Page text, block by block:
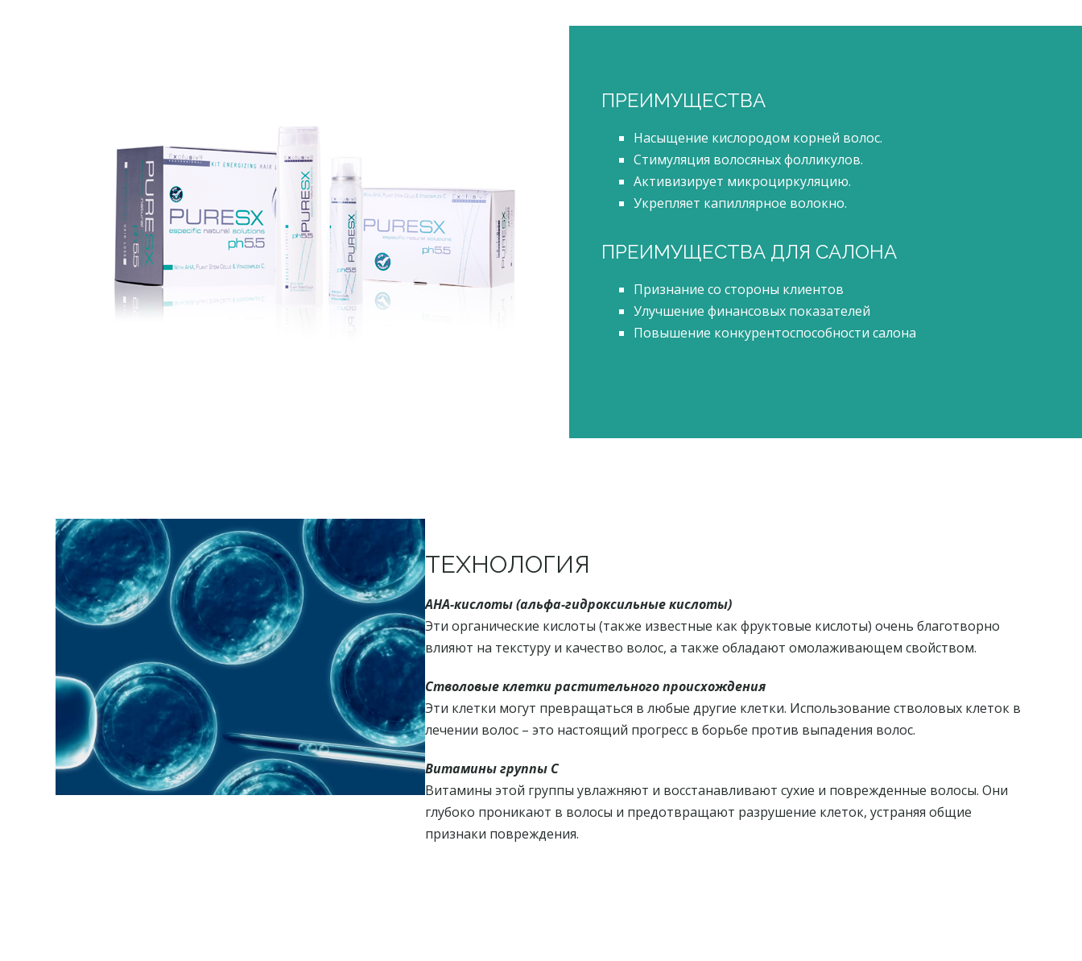
ПРЕИМУЩЕСТВА
Насыщение кислородом корней волос.
Стимуляция волосяных фолликулов.
Активизирует микроциркуляцию.
Укрепляет капиллярное волокно.
ПРЕИМУЩЕСТВА ДЛЯ САЛОНА
Признание со стороны клиентов
Улучшение финансовых показателей
Повышение конкурентоспособности салона
ТЕХНОЛОГИЯ
AHA-кислоты (альфа-гидроксильные кислоты)
Эти органические кислоты (также известные как фруктовые кислоты) очень благотворно
влияют на текстуру и качество волос, а также обладают омолаживающем свойством.
Стволовые клетки растительного происхождения
Эти клетки могут превращаться в любые другие клетки. Использование стволовых клеток в
лечении волос – это настоящий прогресс в борьбе против выпадения волос.
Витамины группы С
Витамины этой группы увлажняют и восстанавливают сухие и поврежденные волосы. Они
глубоко проникают в волосы и предотвращают разрушение клеток, устраняя общие
признаки повреждения.